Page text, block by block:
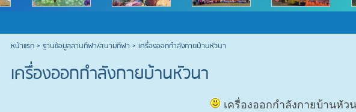
หน้าแรก> ฐานข้อมูลลานกีฬา/สนามกีฬา > เครื่องออกกำลังกายบ้านหัวนา
เครื่องออกกำลังกายบ้านหัวนา
เครื่องออกกำลังกายบ้านหัว